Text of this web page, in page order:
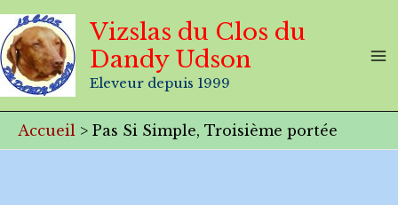
Aller
au
contenu
Vizslas du Clos du
Dandy Udson
Eleveur depuis 1999
Accueil Pas Si Simple, Troisième portée